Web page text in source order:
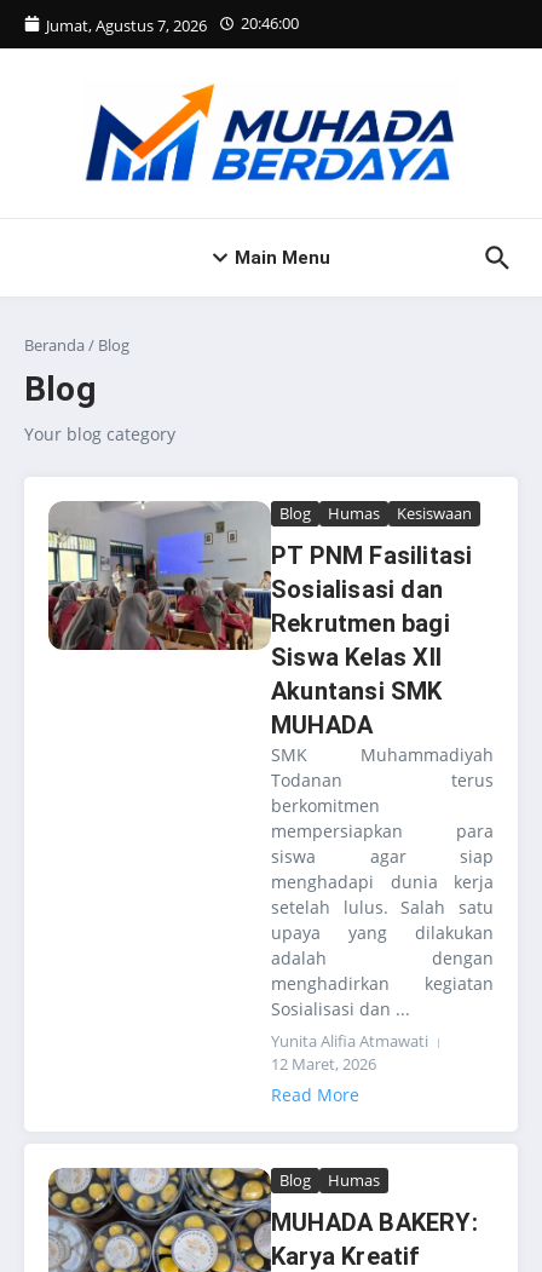
Lewati ke konten
Jumat, Agustus 7, 2026 20:46:00
Main Menu
Beranda / Blog
Blog
Your blog category
Blog Humas Kesiswaan
PT PNM Fasilitasi
Sosialisasi dan
Rekrutmen bagi
Siswa Kelas XII
Akuntansi SMK
MUHADA
SMK Muhammadiyah
Todanan terus
berkomitmen
mempersiapkan para
siswa agar siap
menghadapi dunia kerja
setelah lulus. Salah satu
upaya yang dilakukan
adalah dengan
menghadirkan kegiatan
Sosialisasi dan ...
Yunita Alifia Atmawati
12 Maret, 2026
Read More
Blog Humas
MUHADA BAKERY:
Karya Kreatif